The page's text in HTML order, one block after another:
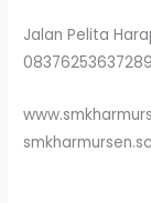
Jalan Pelita